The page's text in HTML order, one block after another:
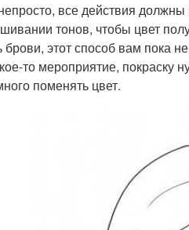
все действия
тонов, чтобы цвет
брови, этот способ вам пока
то мероприятие, покраску
поменять цвет.